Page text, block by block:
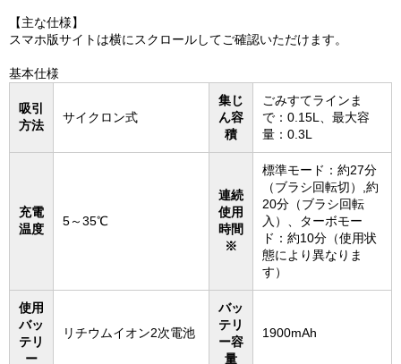
【主な仕様】
スマホ版サイトは横にスクロールしてご確認いただけます。
基本仕様
吸引
方法
サイクロン式
集じ
ん容
積
ごみすてラインま
で：0.15L、最大容
量：0.3L
充電
温度
5～35℃
連続
使用
時間
※
標準モード：約27分
（ブラシ回転切）,約
20分（ブラシ回転
入）、ターボモー
ド：約10分（使用状
態により異なりま
す）
使用
バッ
テリ
ー
リチウムイオン2次電池
バッ
テリ
ー容
量
1900mAh